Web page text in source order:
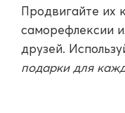
Продвигайте их
саморефлексии
друзей.
подарки для